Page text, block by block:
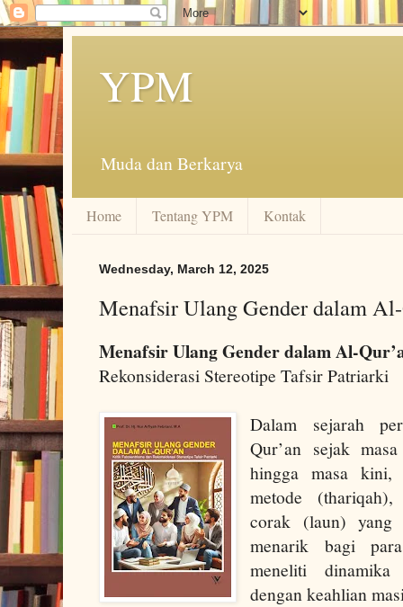
YPM
Muda dan Berkarya
Home Tentang YPM Kontak
Wednesday, March 12, 2025
Menafsir Ulang Gender dalam
Menafsir Ulang Gender dalam Al-
Rekonsiderasi Stereotipe Tafsir Patriarki
Dalam sejarah
Qur’an sejak
hingga masa kini,
metode
corak (laun) yang
menarik bagi
meneliti
dengan keahlian